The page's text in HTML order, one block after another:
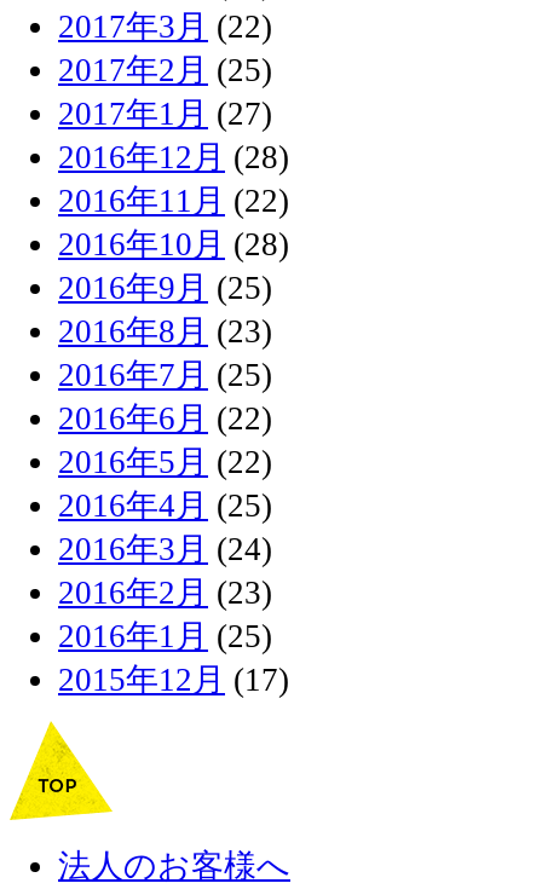
2017年3月 (22)
2017年2月 (25)
2017年1月 (27)
2016年12月 (28)
2016年11月 (22)
2016年10月 (28)
2016年9月 (25)
2016年8月 (23)
2016年7月 (25)
2016年6月 (22)
2016年5月 (22)
2016年4月 (25)
2016年3月 (24)
2016年2月 (23)
2016年1月 (25)
2015年12月 (17)
法人のお客様へ